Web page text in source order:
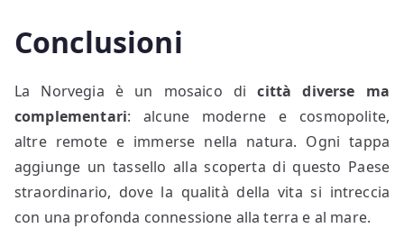
Conclusioni
La Norvegia è un mosaico dicittà diverse ma
complementari: alcune moderne e cosmopolite,
altre remote e immerse nella natura. Ogni tappa
aggiunge un tassello alla scoperta di questo Paese
straordinario, dove la qualità della vita si intreccia
con una profonda connessione alla terra e al mare.